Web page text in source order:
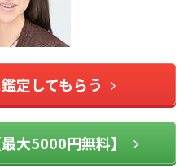
定してもらう
大5000円無料】